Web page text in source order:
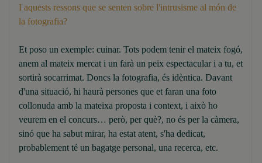
I aquests ressons que se senten sobre l'intrusisme al món de
la fotografia?
Et poso un exemple: cuinar. Tots podem tenir el mateix fogó,
anem al mateix mercat i un farà un peix espectacular i a tu, et
sortirà socarrimat. Doncs la fotografia, és idèntica. Davant
d'una situació, hi haurà persones que et faran una foto
collonuda amb la mateixa proposta i context, i això ho
veurem en el concurs… però, per què?, no és per la càmera,
sinó que ha sabut mirar, ha estat atent, s'ha dedicat,
probablement té un bagatge personal, una recerca, etc.